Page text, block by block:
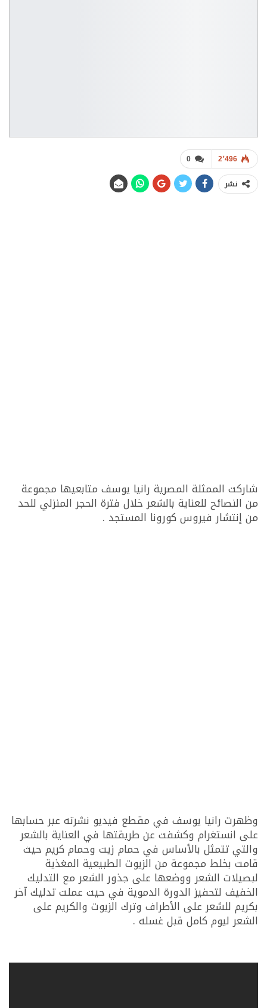
0 2٬496
نشر
شاركت الممثلة المصرية رانيا يوسف متابعيها مجموعة
من النصائح للعناية بالشعر خلال فترة الحجر المنزلي للحد
من إنتشار فيروس كورونا المستجد .
وظهرت رانيا يوسف في مقطع فيديو نشرته عبر حسابها
على انستغرام وكشفت عن طريقتها في العناية بالشعر
والتي تتمثل بالأساس في حمام زيت وحمام كريم حيث
قامت بخلط مجموعة من الزيوت الطبيعية المغذية
لبصيلات الشعر ووضعها على جذور الشعر مع التدليك
الخفيف لتحفيز الدورة الدموية في حيت عملت تدليك آخر
بكريم للشعر على الأطراف وترك الزيوت والكريم على
الشعر ليوم كامل قبل غسله .